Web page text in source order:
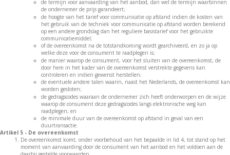
de termijn voor aanvaarding van het aanbod, dan wel de termijn waarbinnen
de ondernemer de prijs garandeert;
de hoogte van het tarief voor communicatie op afstand indien de kosten van
het gebruik van de techniek voor communicatie op afstand worden berekend
op een andere grondslag dan het reguliere basistarief voor het gebruikte
communicatiemiddel;
of de overeenkomst na de totstandkoming wordt gearchiveerd, en zo ja op
welke deze voor de consument te raadplegen is;
de manier waarop de consument, voor het sluiten van de overeenkomst, de
door hem in het kader van de overeenkomst verstrekte gegevens kan
controleren en indien gewenst herstellen;
de eventuele andere talen waarin, naast het Nederlands, de overeenkomst kan
worden gesloten;
de gedragscodes waaraan de ondernemer zich heeft onderworpen en de wijze
waarop de consument deze gedragscodes langs elektronische weg kan
raadplegen; en
de minimale duur van de overeenkomst op afstand in geval van een
duurtransactie.
Artikel 5 - De overeenkomst
De overeenkomst komt, onder voorbehoud van het bepaalde in lid 4, tot stand op het
moment van aanvaarding door de consument van het aanbod en het voldoen aan de